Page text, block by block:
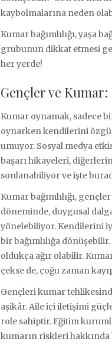
kaybolmalarına neden
Kumar bağımlılığı, yaşa
grubunun dikkat etmesi
her yerde!
Gençler ve
Kumar oynamak, sadece
oynarken kendilerini özgür
umuyor. Sosyal medya
başarı hikayeleri,
sonlanabiliyor ve işte
Kumar bağımlılığı,
döneminde, duygusal
yönelebiliyor. Kendilerini
bir bağımlılığa
oldukça ağır olabilir.
çekse de, çoğu zaman
Gençleri kumar
aşikâr. Aile içi iletişimi
role sahiptir. Eğitim
kumarın riskleri hakkında